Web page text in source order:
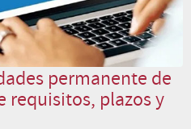
permanente de
requisitos, plazos y